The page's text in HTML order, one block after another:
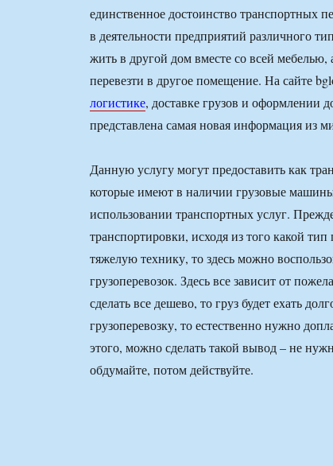
единственное достоинство транспортных
в деятельности предприятий различного
жить в другой дом вместе со всей
перевезти в другое помещение. На сайте
логистике, доставке грузов и оформлении
представлена самая новая информация из
Данную услугу могут предоставить как
которые имеют в наличии грузовые
использовании транспортных услуг.
транспортировки, исходя из того какой тип
тяжелую технику, то здесь можно
грузоперевозок. Здесь все зависит от
сделать все дешево, то груз будет ехать
грузоперевозку, то естественно нужно
этого, можно сделать такой вывод – не
обдумайте, потом действуйте.